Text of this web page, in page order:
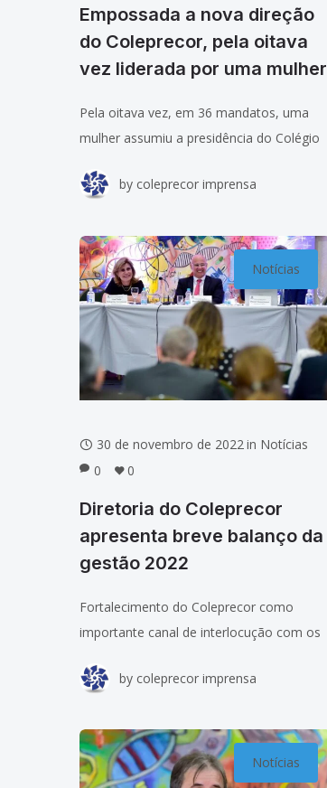
Empossada a nova direção
do Coleprecor, pela oitava
vez liderada por uma mulher
Pela oitava vez, em 36 mandatos, uma
mulher assumiu a presidência do Colégio
do Trabalho (Coleprecor). A
presidente do Tribunal
by coleprecor imprensa
Notícias
30 de novembro de 2022 in Notícias
0
0
Diretoria do Coleprecor
apresenta breve balanço da
gestão 2022
Fortalecimento do Coleprecor como
importante canal de interlocução com os
Trabalho, Conselho Superior da Justiça do
espaço para
by coleprecor imprensa
Notícias